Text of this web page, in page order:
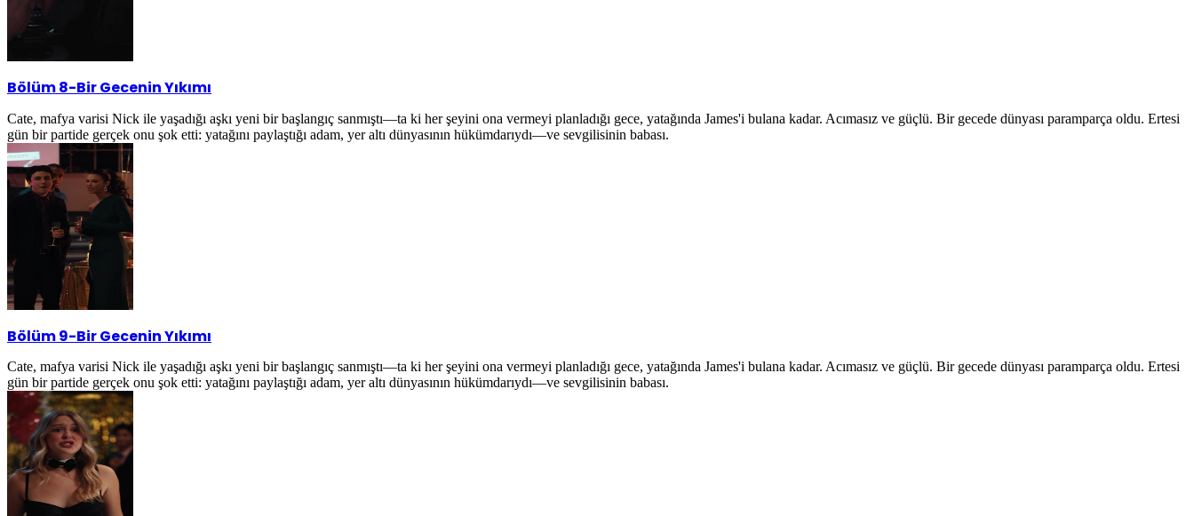
Bölüm 8-Bir Gecenin Yıkımı
Cate, mafya varisi Nick ile yaşadığı aşkı yeni bir başlangıç sanmıştı—ta ki her şeyini ona vermeyi planladığı gece, yatağında James'i bulana kadar. Acımasız ve güçlü. Bir gecede dünyası paramparça oldu. Ertesi
gün bir partide gerçek onu şok etti: yatağını paylaştığı adam, yer altı dünyasının hükümdarıydı—ve sevgilisinin babası.
Bölüm 9-Bir Gecenin Yıkımı
Cate, mafya varisi Nick ile yaşadığı aşkı yeni bir başlangıç sanmıştı—ta ki her şeyini ona vermeyi planladığı gece, yatağında James'i bulana kadar. Acımasız ve güçlü. Bir gecede dünyası paramparça oldu. Ertesi
gün bir partide gerçek onu şok etti: yatağını paylaştığı adam, yer altı dünyasının hükümdarıydı—ve sevgilisinin babası.